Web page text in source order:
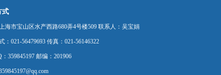
式
海市宝山区水产西路680弄4号楼509 联系人：吴宝娟
：021-56479693 传真：021-56146322
359845197 邮编：201906